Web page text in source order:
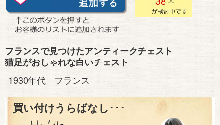
フランスで見つけたアンティークチェスト
猫足がおしゃれな白いチェスト
1930年代 フランス
買い付けうらばなし･･･